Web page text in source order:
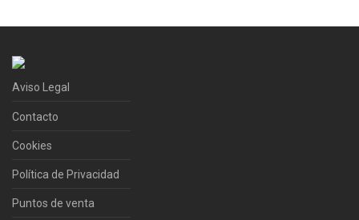
Aviso Legal
Contacto
Cookies
Política de Privacidad
Puntos de venta